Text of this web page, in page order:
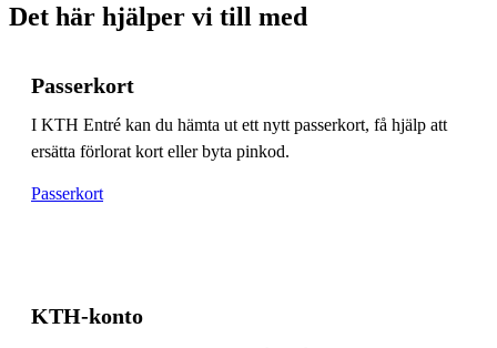
Det här hjälper vi till med
Passerkort
I KTH Entré kan du hämta ut ett nytt passerkort, få hjälp att
ersätta förlorat kort eller byta pinkod.
Passerkort
KTH-konto